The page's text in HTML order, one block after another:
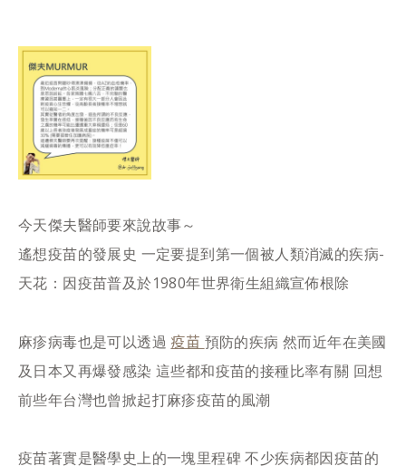
今天傑夫醫師要來說故事～
遙想疫苗的發展史 一定要提到第一個被人類消滅的疾病-
天花：因疫苗普及於1980年世界衛生組織宣佈根除
麻疹病毒也是可以透過 疫苗 預防的疾病 然而近年在美國
及日本又再爆發感染 這些都和疫苗的接種比率有關 回想
前些年台灣也曾掀起打麻疹疫苗的風潮
疫苗著實是醫學史上的一塊里程碑 不少疾病都因疫苗的